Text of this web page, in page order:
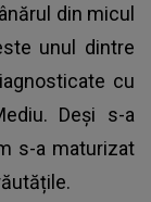
din micul
unul dintre
cu
Deși s-a
s-a maturizat